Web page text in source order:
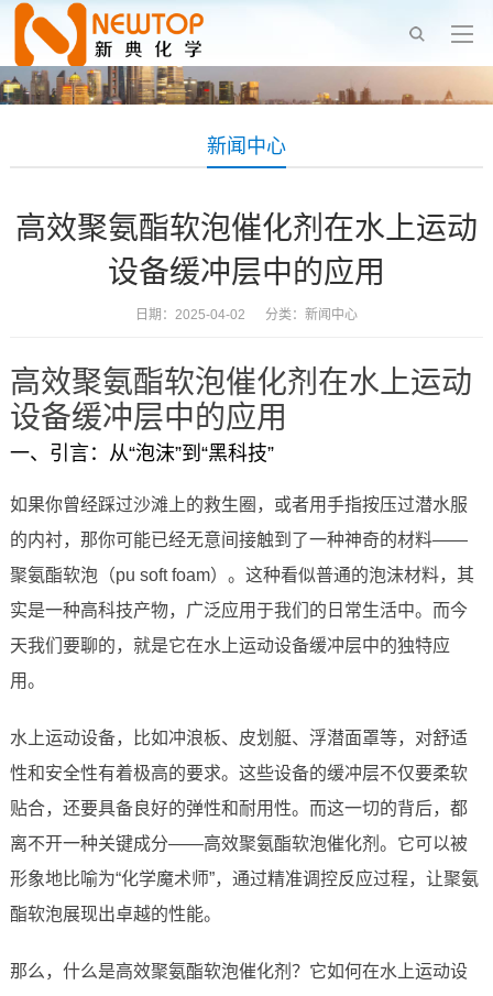
新闻中心
高效聚氨酯软泡催化剂在水上运动
设备缓冲层中的应用
日期：2025-04-02 分类： 新闻中心
高效聚氨酯软泡催化剂在水上运动
设备缓冲层中的应用
一、引言：从“泡沫”到“黑科技”
如果你曾经踩过沙滩上的救生圈，或者用手指按压过潜水服
的内衬，那你可能已经无意间接触到了一种神奇的材料——
聚氨酯软泡（pu soft foam）。这种看似普通的泡沫材料，其
实是一种高科技产物，广泛应用于我们的日常生活中。而今
天我们要聊的，就是它在水上运动设备缓冲层中的独特应
用。
水上运动设备，比如冲浪板、皮划艇、浮潜面罩等，对舒适
性和安全性有着极高的要求。这些设备的缓冲层不仅要柔软
贴合，还要具备良好的弹性和耐用性。而这一切的背后，都
离不开一种关键成分——高效聚氨酯软泡催化剂。它可以被
形象地比喻为“化学魔术师”，通过精准调控反应过程，让聚氨
酯软泡展现出卓越的性能。
那么，什么是高效聚氨酯软泡催化剂？它如何在水上运动设